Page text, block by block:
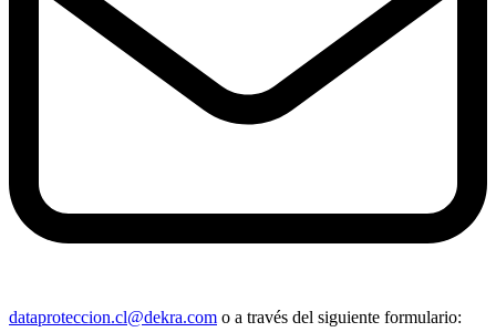
dataproteccion.cl@dekra.com o a través del siguiente formulario: